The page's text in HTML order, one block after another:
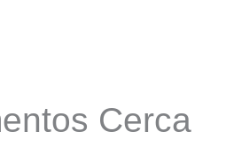
Cerca